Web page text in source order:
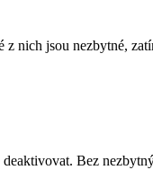
z nich jsou nezbytné,
Bez